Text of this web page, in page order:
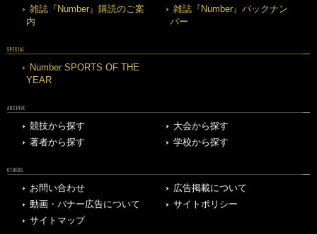
雑誌『Number』購読のご案
内
雑誌『Number』バックナン
バー
SPECIAL
Number SPORTS OF THE
YEAR
ARCHIVE
競技から探す
大会から探す
著者から探す
学校から探す
OTHERS
お問い合わせ
広告掲載について
動画・バナー広告について
サイトポリシー
サイトマップ